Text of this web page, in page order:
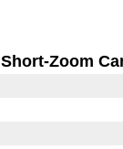
Short-Zoom